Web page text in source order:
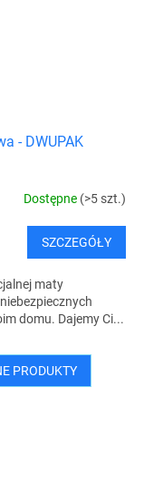
- DWUPAK
Dostępne (>5 szt.)
SZCZEGÓŁY
maty
domu. Dajemy Ci...
PRODUKTY